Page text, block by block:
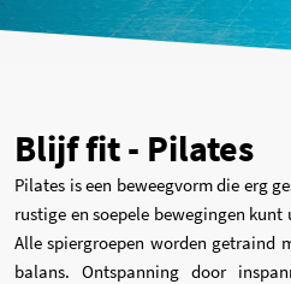
Blijf fit - Pilates
Pilates is een beweegvorm die erg
rustige en soepele bewegingen
Alle spiergroepen worden getraind
balans. Ontspanning door